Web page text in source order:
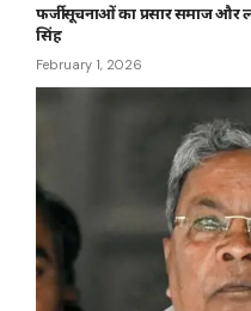
फर्जी सूचनाओं का प्रसार समाज और
सिंह
February 1, 2026